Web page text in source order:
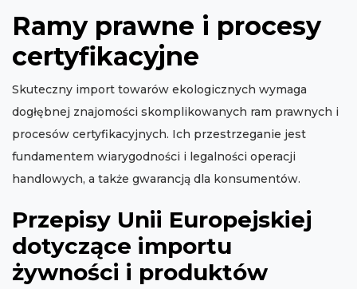
Ramy prawne i procesy
certyfikacyjne
Skuteczny import towarów ekologicznych wymaga
dogłębnej znajomości skomplikowanych ram prawnych i
procesów certyfikacyjnych. Ich przestrzeganie jest
fundamentem wiarygodności i legalności operacji
handlowych, a także gwarancją dla konsumentów.
Przepisy Unii Europejskiej
dotyczące importu
żywności i produktów